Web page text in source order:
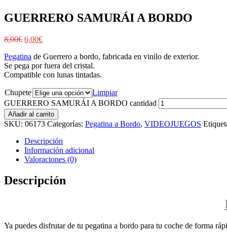
GUERRERO SAMURÁI A BORDO
8,00€ 6,00€
Pegatina de Guerrero a bordo, fabricada en vinilo de exterior.
Se pega por fuera del cristal.
Compatible con lunas tintadas.
Chupete
Limpiar
GUERRERO SAMURÁI A BORDO cantidad
Añadir al carrito
SKU: 06173 Categorías: Pegatina a Bordo, VIDEOJUEGOS
Descripción
Información adicional
Valoraciones (0)
Descripción
Ya puedes disfrutar de tu pegatina a bordo para tu coche de forma